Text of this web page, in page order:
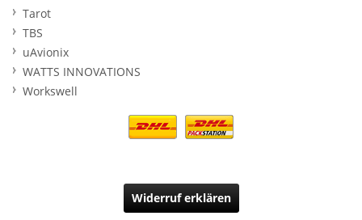
Tarot
TBS
uAvionix
WATTS INNOVATIONS
Workswell
Widerruf erklären